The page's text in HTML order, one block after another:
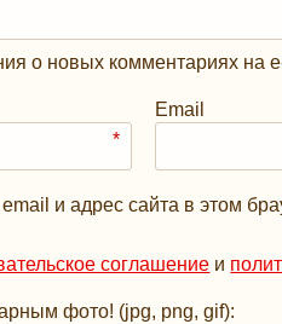
о новых комментариях на
*
Email
и адрес сайта в этом
соглашение и
фото! (jpg, png, gif):